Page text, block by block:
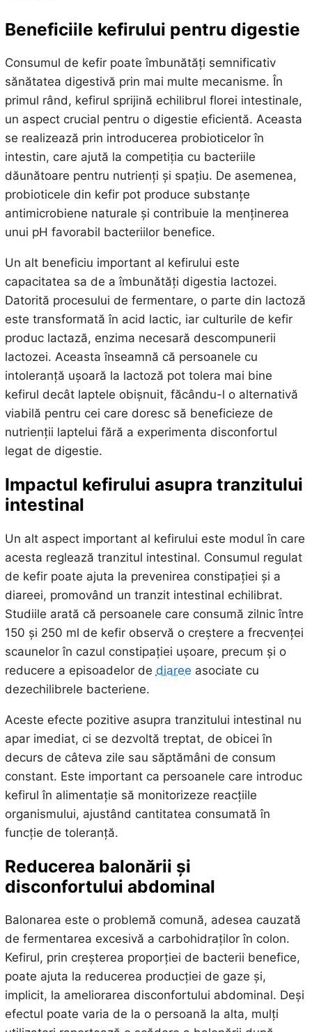
Beneficiile kefirului pentru digestie
Consumul de kefir poate îmbunătăți semnificativ
sănătatea digestivă prin mai multe mecanisme. În
primul rând, kefirul sprijină echilibrul florei intestinale,
un aspect crucial pentru o digestie eficientă. Aceasta
se realizează prin introducerea probioticelor în
intestin, care ajută la competiția cu bacteriile
dăunătoare pentru nutrienți și spațiu. De asemenea,
probioticele din kefir pot produce substanțe
antimicrobiene naturale și contribuie la menținerea
unui pH favorabil bacteriilor benefice.
Un alt beneficiu important al kefirului este
capacitatea sa de a îmbunătăți digestia lactozei.
Datorită procesului de fermentare, o parte din lactoză
este transformată în acid lactic, iar culturile de kefir
produc lactază, enzima necesară descompunerii
lactozei. Aceasta înseamnă că persoanele cu
intoleranță ușoară la lactoză pot tolera mai bine
kefirul decât laptele obișnuit, făcându-l o alternativă
viabilă pentru cei care doresc să beneficieze de
nutrienții laptelui fără a experimenta disconfortul
legat de digestie.
Impactul kefirului asupra tranzitului
intestinal
Un alt aspect important al kefirului este modul în care
acesta reglează tranzitul intestinal. Consumul regulat
de kefir poate ajuta la prevenirea constipației și a
diareei, promovând un tranzit intestinal echilibrat.
Studiile arată că persoanele care consumă zilnic între
150 și 250 ml de kefir observă o creștere a frecvenței
scaunelor în cazul constipației ușoare, precum și o
reducere a episoadelor de diaree asociate cu
dezechilibrele bacteriene.
Aceste efecte pozitive asupra tranzitului intestinal nu
apar imediat, ci se dezvoltă treptat, de obicei în
decurs de câteva zile sau săptămâni de consum
constant. Este important ca persoanele care introduc
kefirul în alimentație să monitorizeze reacțiile
organismului, ajustând cantitatea consumată în
funcție de toleranță.
Reducerea balonării și
disconfortului abdominal
Balonarea este o problemă comună, adesea cauzată
de fermentarea excesivă a carbohidraților în colon.
Kefirul, prin creșterea proporției de bacterii benefice,
poate ajuta la reducerea producției de gaze și,
implicit, la ameliorarea disconfortului abdominal. Deși
efectul poate varia de la o persoană la alta, mulți